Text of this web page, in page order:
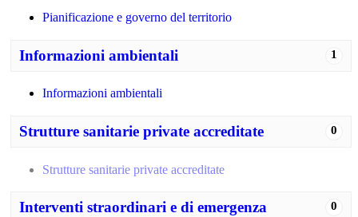
Pianificazione e governo del territorio
1
Informazioni ambientali
Informazioni ambientali
0
Strutture sanitarie private accreditate
Strutture sanitarie private accreditate
0
Interventi straordinari e di emergenza